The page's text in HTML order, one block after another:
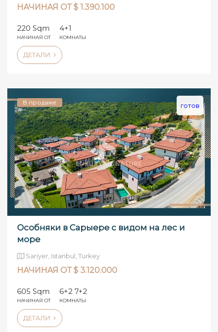
НАЧИНАЯ ОТ $ 1.390.100
220 Sqm
НАЧИНАЯ ОТ
4+1
КОМНАТЫ
ДЕТАЛИ
В продаже готов
Особняки в Сарыере с видом на лес и
море
Sariyer, Istanbul, Turkey
НАЧИНАЯ ОТ $ 3.120.000
605 Sqm
НАЧИНАЯ ОТ
6+2 7+2
КОМНАТЫ
ДЕТАЛИ